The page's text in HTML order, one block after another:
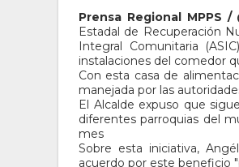
Prensa Regional MPPS
Estadal de Recuperación
Integral Comunitaria
instalaciones del comedor
Con esta casa de
manejada por las
El Alcalde expuso que
diferentes parroquias del
mes
Sobre esta iniciativa,
acuerdo por este beneficio